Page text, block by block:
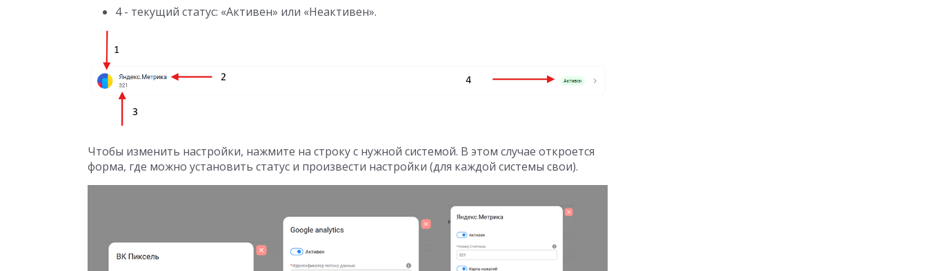
4 - текущий статус: «Активен» или «Неактивен».
Чтобы изменить настройки, нажмите на строку с нужной системой. В этом случае откроется
форма, где можно установить статус и произвести настройки (для каждой системы свои).